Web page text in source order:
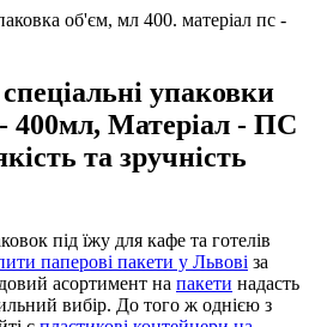
упаковки
Матеріал - ПС
та зручність
під їжу для кафе та готелів
паперові пакети у Львові за
асортимент на пакети надасть
вибір. До того ж однією з